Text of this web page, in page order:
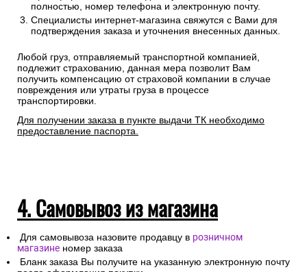
полностью, номер телефона и электронную почту.
Специалисты интернет-магазина свяжутся с Вами для
подтверждения заказа и уточнения внесенных данных.
Любой груз, отправляемый транспортной компанией,
подлежит страхованию, данная мера позволит Вам
получить компенсацию от страховой компании в случае
повреждения или утраты груза в процессе
транспортировки.
Для получении заказа в пункте выдачи ТК необходимо
предоставление паспорта.
4. Самовывоз из магазина
Для самовывоза назовите продавцу в розничном
магазине номер заказа
Бланк заказа Вы получите на указанную электронную почту